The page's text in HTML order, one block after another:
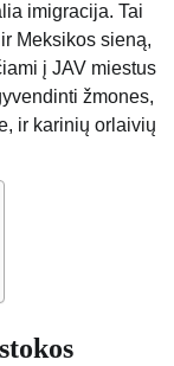
imigracija. Tai
Meksikos sieną,
į JAV miestus
žmones,
ir karinių orlaivių